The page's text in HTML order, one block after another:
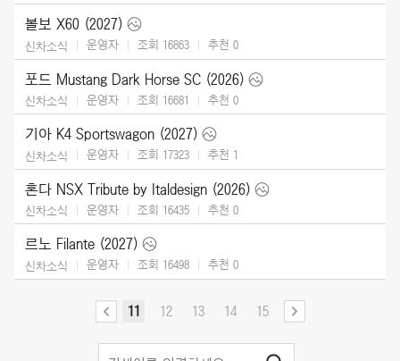
볼보 X60 (2027)
신차소식 운영자 조회 16863 추천 0
포드 Mustang Dark Horse SC (2026)
신차소식 운영자 조회 16681 추천 0
기아 K4 Sportswagon (2027)
신차소식 운영자 조회 17323 추천 1
혼다 NSX Tribute by Italdesign (2026)
신차소식 운영자 조회 16435 추천 0
르노 Filante (2027)
신차소식 운영자 조회 16498 추천 0
11 12 13 14 15